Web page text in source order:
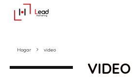
Hogar video
VIDEO